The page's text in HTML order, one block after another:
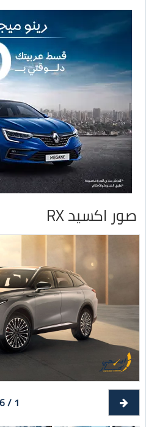
صور اكسيد RX
1 / 6